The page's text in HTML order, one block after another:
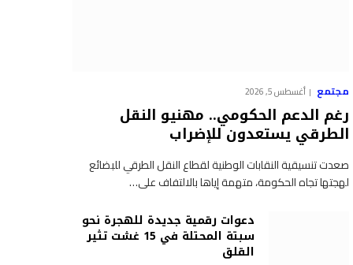
مجتمع أغسطس 5, 2026
رغم الدعم الحكومي.. مهنيو النقل
الطرقي يستعدون للإضراب
صعدت تنسيقية النقابات الوطنية لقطاع النقل الطرقي للبضائع
لهجتها تجاه الحكومة، متهمة إياها بالالتفاف على…
دعوات رقمية جديدة للهجرة نحو
سبتة المحتلة في 15 غشت تثير
القلق